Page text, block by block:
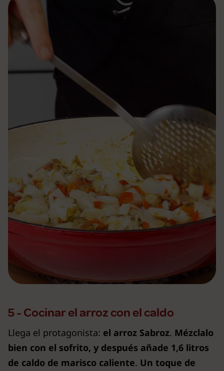
5 - Cocinar el arroz con el caldo
Llega el protagonista: el arroz Sabroz. Mézclalo
bien con el sofrito, y después añade 1,6 litros
de caldo de marisco caliente. Un toque de